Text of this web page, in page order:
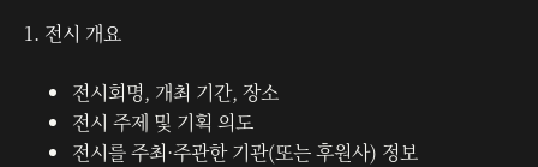
1. 전시 개요
전시회명, 개최 기간, 장소
전시 주제 및 기획 의도
전시를 주최·주관한 기관(또는 후원사) 정보